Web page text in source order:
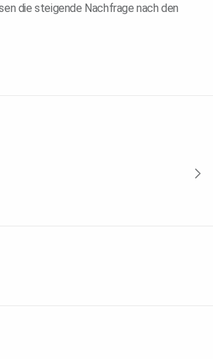
die steigende Nachfrage nach den